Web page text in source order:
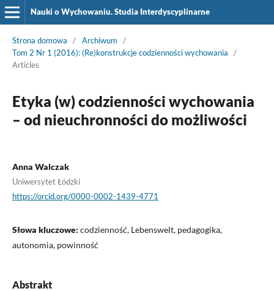
Nauki o Wychowaniu. Studia Interdyscyplinarne
Strona domowa / Archiwum
/
Tom 2 Nr 1 (2016): (Re)konstrukcje codzienności wychowania
/
Articles
Etyka (w) codzienności wychowania
– od nieuchronności do możliwości
Anna Walczak
Uniwersytet Łódzki
https://orcid.org/0000-0002-1439-4771
Słowa kluczowe: codzienność, Lebenswelt, pedagogika,
autonomia, powinność
Abstrakt